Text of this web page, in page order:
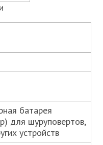
батарея
для шуруповертов,
устройств